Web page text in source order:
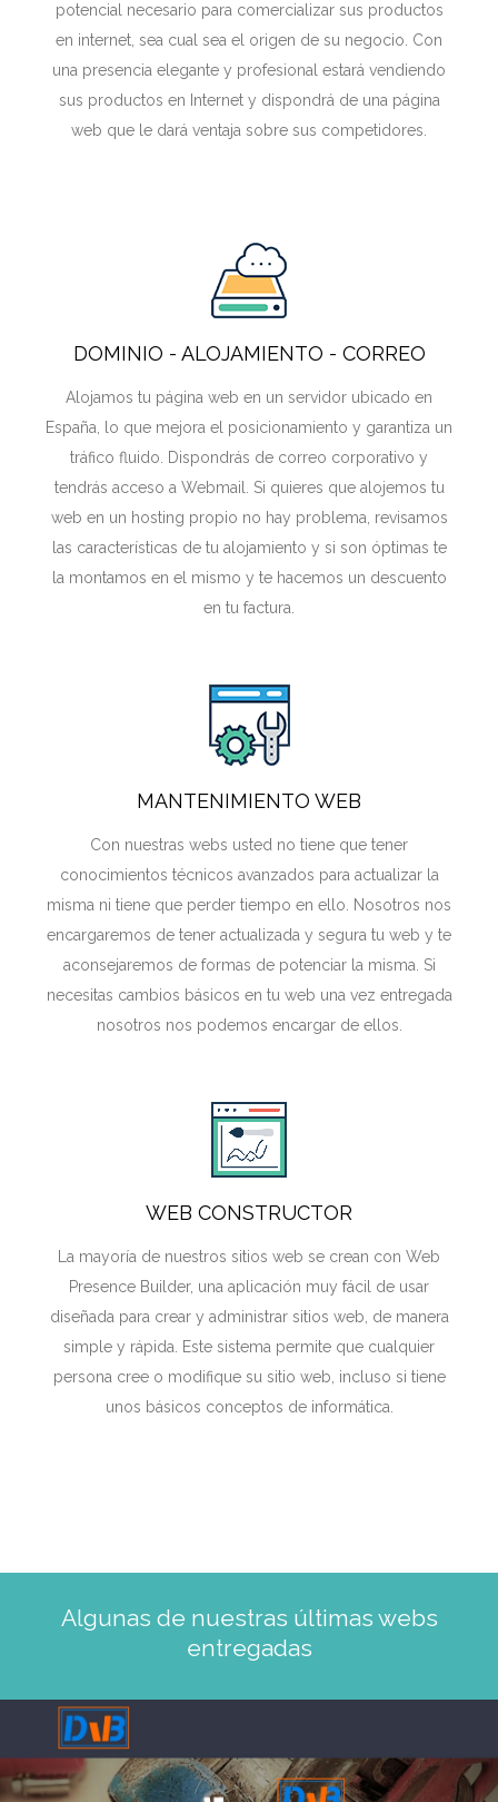
potencial necesario para comercializar sus productos
en internet, sea cual sea el origen de su negocio. Con
una presencia elegante y profesional estará vendiendo
sus productos en Internet y dispondrá de una página
web que le dará ventaja sobre sus competidores.
DOMINIO - ALOJAMIENTO - CORREO
Alojamos tu página web en un servidor ubicado en
España, lo que mejora el posicionamiento y garantiza un
tráfico fluido. Dispondrás de correo corporativo y
tendrás acceso a Webmail. Si quieres que alojemos tu
web en un hosting propio no hay problema, revisamos
las características de tu alojamiento y si son óptimas te
la montamos en el mismo y te hacemos un descuento
en tu factura.
MANTENIMIENTO WEB
Con nuestras webs usted no tiene que tener
conocimientos técnicos avanzados para actualizar la
misma ni tiene que perder tiempo en ello. Nosotros nos
encargaremos de tener actualizada y segura tu web y te
aconsejaremos de formas de potenciar la misma. Si
necesitas cambios básicos en tu web una vez entregada
nosotros nos podemos encargar de ellos.
WEB CONSTRUCTOR
La mayoría de nuestros sitios web se crean con Web
Presence Builder, una aplicación muy fácil de usar
diseñada para crear y administrar sitios web, de manera
simple y rápida. Este sistema permite que cualquier
persona cree o modifique su sitio web, incluso si tiene
unos básicos conceptos de informática.
Algunas de nuestras últimas webs
entregadas